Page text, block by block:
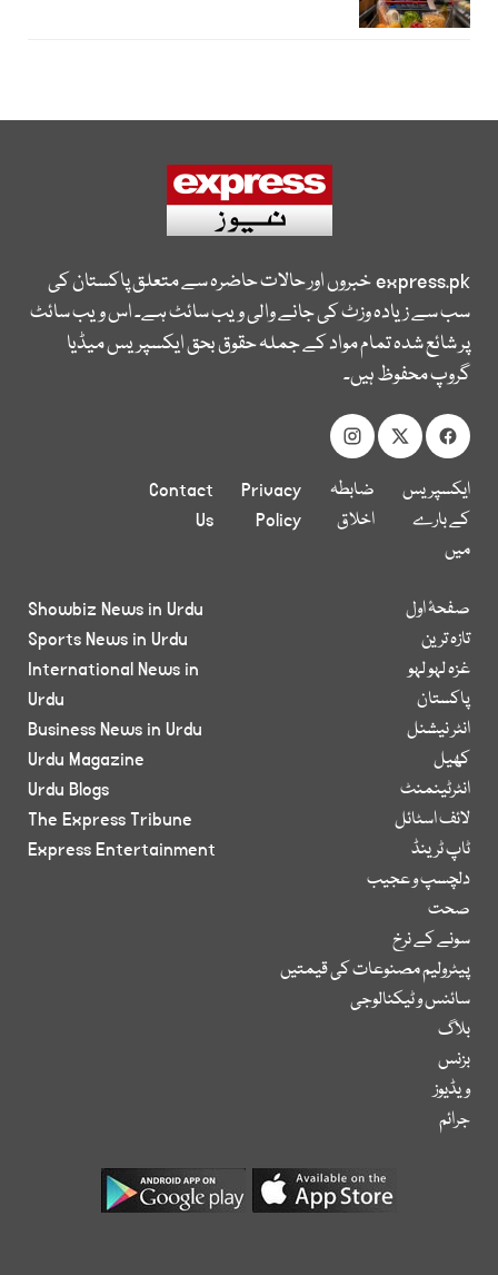
express.pkخبروں اور حالات حاضرہ سے متعلق پاکستان کی
سب سے زیادہ وزٹ کی جانے والی ویب سائٹ ہے۔ اس ویب سائٹ
پر شائع شدہ تمام مواد کے جملہ حقوق بحق ایکسپریس میڈیا
گروپ محفوظ ہیں۔
ایکسپریس
کے بارے
میں
ضابطہ
اخلاق
Privacy
Policy
Contact
Us
صفحۂ اول
تازہ ترین
غزہ لہو لہو
پاکستان
انٹر نیشنل
کھیل
انٹرٹینمنٹ
لائف اسٹائل
ٹاپ ٹرینڈ
دلچسپ و عجیب
صحت
سونے کے نرخ
پیٹرولیم مصنوعات کی قیمتیں
سائنس و ٹیکنالوجی
بلاگ
بزنس
ویڈیوز
جرائم
Showbiz News in Urdu
Sports News in Urdu
International News in
Urdu
Business News in Urdu
Urdu Magazine
Urdu Blogs
The Express Tribune
Express Entertainment